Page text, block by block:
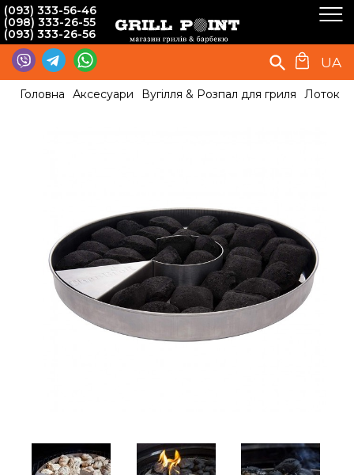
(093) 333-56-46
(098) 333-26-55
(093) 333-26-56
UA
Головна Аксесуари Вугілля & Розпал для гриля Лоток